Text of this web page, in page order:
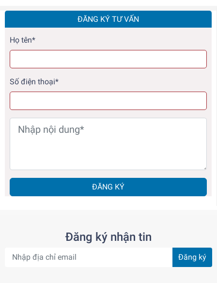
ĐĂNG KÝ TƯ VẤN
Họ tên*
Số điện thoại*
ĐĂNG KÝ
Đăng ký nhận tin
Đăng ký